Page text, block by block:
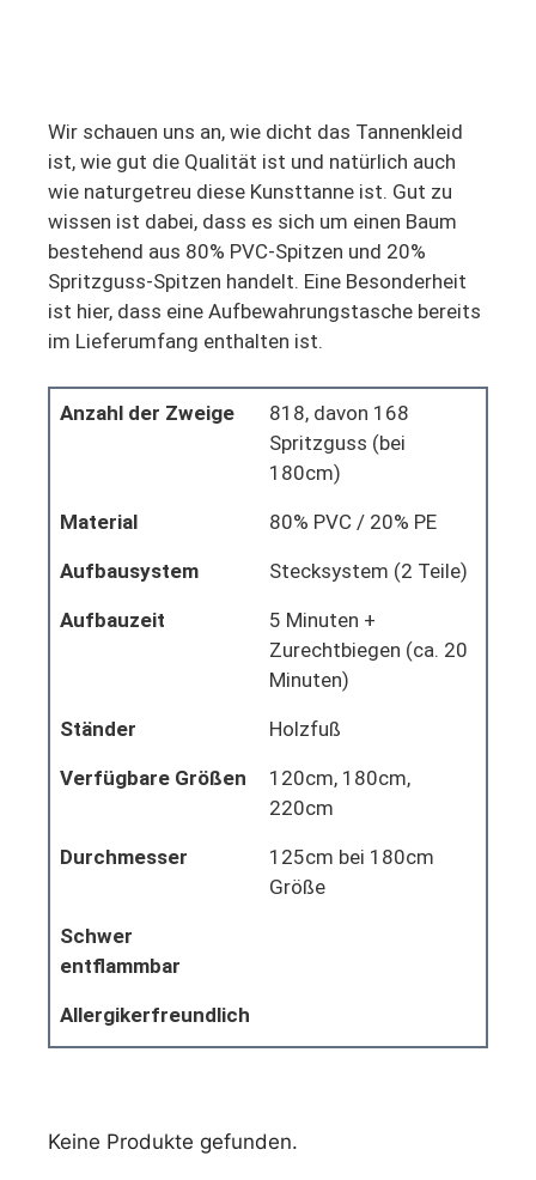
Wir schauen uns an, wie dicht das Tannenkleid
ist, wie gut die Qualität ist und natürlich auch
wie naturgetreu diese Kunsttanne ist. Gut zu
wissen ist dabei, dass es sich um einen Baum
bestehend aus 80% PVC-Spitzen und 20%
Spritzguss-Spitzen handelt. Eine Besonderheit
ist hier, dass eine Aufbewahrungstasche bereits
im Lieferumfang enthalten ist.
Anzahl der Zweige
818, davon 168
Spritzguss (bei
180cm)
Material 80% PVC / 20% PE
Aufbausystem Stecksystem (2 Teile)
Aufbauzeit
5 Minuten +
Zurechtbiegen (ca. 20
Minuten)
Ständer Holzfuß
Verfügbare Größen
120cm, 180cm,
220cm
Durchmesser
125cm bei 180cm
Größe
Schwer
entflammbar
Allergikerfreundlich
Keine Produkte gefunden.